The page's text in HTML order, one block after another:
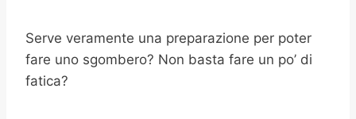
Serve veramente una preparazione per poter
fare uno sgombero? Non basta fare un po’ di
fatica?